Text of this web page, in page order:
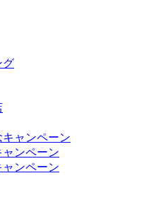
グ
ャンペーン
ンペーン
ンペーン